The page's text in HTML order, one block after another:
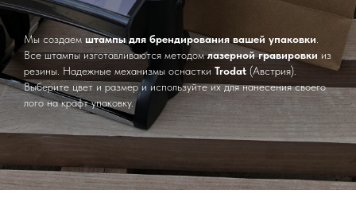
Мы создаем штампы для брендирования вашей упаковки
Все штампы изготавливаются методомлазерной гравировки из
резины. Надежные механизмы оснастки Trodat (Австрия).
Выберите цвет и размер и используйте их для нанесения своего
лого на крафт упаковку.